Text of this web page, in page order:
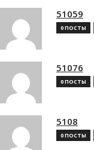
51059
0 ПОСТЫ
51076
0 ПОСТЫ
5108
0 ПОСТЫ